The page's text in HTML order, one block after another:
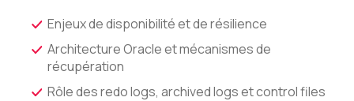
Enjeux de disponibilité et de résilience
Architecture Oracle et mécanismes de
récupération
Rôle des redo logs, archived logs et control files